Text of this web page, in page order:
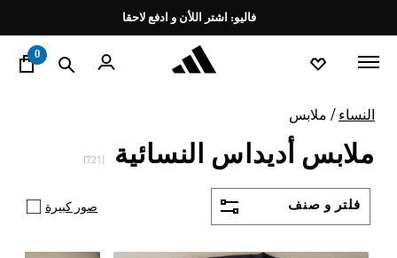
Pause
promotion
rotation
0
النساء ملابس
ملابس أديداس النسائية
فلتر و صنف صور كبيرة